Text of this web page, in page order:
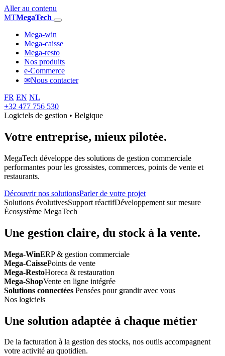
Aller au contenu
MTMegaTech
Mega-win
Mega-caisse
Mega-resto
Nos produits
e-Commerce
✉Nous contacter
FR EN NL
+32 477 756 530
Logiciels de gestion • Belgique
Votre entreprise, mieux pilotée.
MegaTech développe des solutions de gestion commerciale
performantes pour les grossistes, commerces, points de vente et
restaurants.
Découvrir nos solutionsParler de votre projet
Solutions évolutivesSupport réactifDéveloppement sur mesure
Écosystème MegaTech
Une gestion claire, du stock à la vente.
Mega-WinERP & gestion commerciale
Mega-CaissePoints de vente
Mega-RestoHoreca & restauration
Mega-ShopVente en ligne intégrée
Solutions connectées Pensées pour grandir avec vous
Nos logiciels
Une solution adaptée à chaque métier
De la facturation à la gestion des stocks, nos outils accompagnent
votre activité au quotidien.